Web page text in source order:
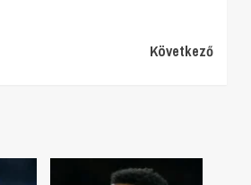
Következő